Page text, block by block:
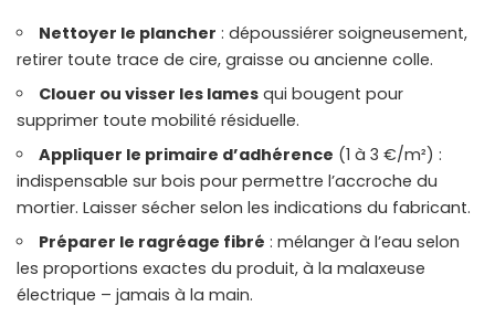
Nettoyer le plancher : dépoussiérer soigneusement,
retirer toute trace de cire, graisse ou ancienne colle.
Clouer ou visser les lames qui bougent pour
supprimer toute mobilité résiduelle.
Appliquer le primaire d’adhérence (1 à 3 €/m²) :
indispensable sur bois pour permettre l’accroche du
mortier. Laisser sécher selon les indications du fabricant.
Préparer le ragréage fibré : mélanger à l’eau selon
les proportions exactes du produit, à la malaxeuse
électrique – jamais à la main.